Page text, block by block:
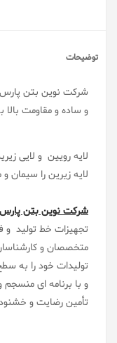
توضیحات
شرکت نوین بتن
و ساده و مقاومت
لایه رویین و لایی
لایه زیرین را
شرکت نوین بتن پارس
تجهیزات خط تولید و
متخصصان و
تولیدات خود را به
و با برنامه ای
تأمین رضایت و